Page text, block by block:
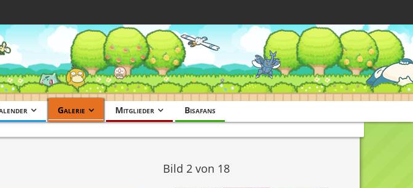
Galerie Mitglieder Bisafans
Bild 2 von 18